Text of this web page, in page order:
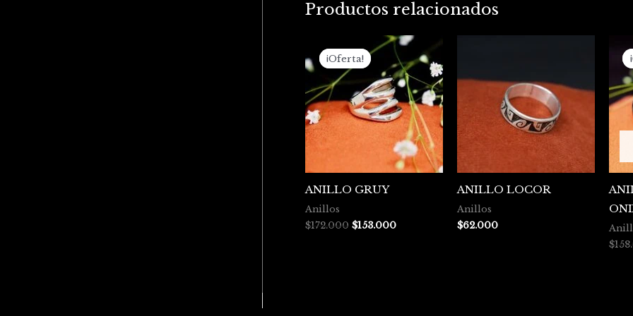
Productos relacionados
¡Oferta!
¡Oferta!
ANILLO GRUY
Anillos
$172.000
precio
original
$172.000.
$153.000
El
precio
actual
es:
$153.000.
ANILLO LOCOR
Anillos
$62.000
$